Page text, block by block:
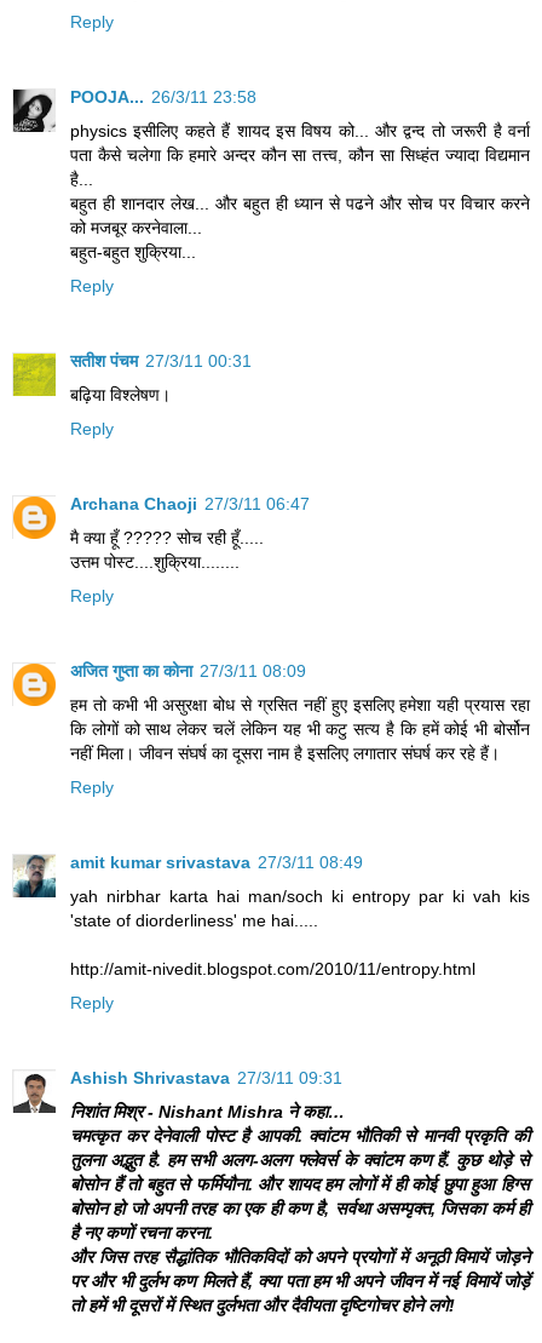
Reply
POOJA... 26/3/11 23:58
physics इसीलिए कहते हैं शायद इस विषय को... और द्वन्द तो जरूरी है वर्ना
पता कैसे चलेगा कि हमारे अन्दर कौन सा तत्त्व, कौन सा सिध्हंत ज्यादा विद्यमान
है...
बहुत ही शानदार लेख... और बहुत ही ध्यान से पढने और सोच पर विचार करने
को मजबूर करनेवाला...
बहुत-बहुत शुक्रिया...
Reply
सतीश पंचम 27/3/11 00:31
बढ़िया विश्लेषण।
Reply
Archana Chaoji 27/3/11 06:47
मै क्या हूँ ????? सोच रही हूँ.....
उत्तम पोस्ट....शुक्रिया........
Reply
अजित गुप्ता का कोना 27/3/11 08:09
हम तो कभी भी असुरक्षा बोध से ग्रसित नहीं हुए इसलिए हमेशा यही प्रयास रहा
कि लोगों को साथ लेकर चलें लेकिन यह भी कटु सत्‍य है कि हमें कोई भी बोर्सोन
नहीं मिला। जीवन संघर्ष का दूसरा नाम है इसलिए लगातार संघर्ष कर रहे हैं।
Reply
amit kumar srivastava 27/3/11 08:49
yah nirbhar karta hai man/soch ki entropy par ki vah kis
'state of diorderliness' me hai.....
http://amit-nivedit.blogspot.com/2010/11/entropy.html
Reply
Ashish Shrivastava 27/3/11 09:31
निशांत मिश्र - Nishant Mishra ने कहा…
चमत्कृत कर देनेवाली पोस्ट है आपकी. क्वांटम भौतिकी से मानवी प्रकृति की
तुलना अद्भुत है. हम सभी अलग-अलग फ्लेवर्स के क्वांटम कण हैं. कुछ थोड़े से
बोसोन हैं तो बहुत से फर्मियौना. और शायद हम लोगों में ही कोई छुपा हुआ हिग्स
बोसोन हो जो अपनी तरह का एक ही कण है, सर्वथा असम्पृक्त, जिसका कर्म ही
है नए कणों रचना करना.
और जिस तरह सैद्धांतिक भौतिकविदों को अपने प्रयोगों में अनूठी विमायें जोड़ने
पर और भी दुर्लभ कण मिलते हैं, क्या पता हम भी अपने जीवन में नई विमायें जोड़ें
तो हमें भी दूसरों में स्थित दुर्लभता और दैवीयता दृष्टिगोचर होने लगे!